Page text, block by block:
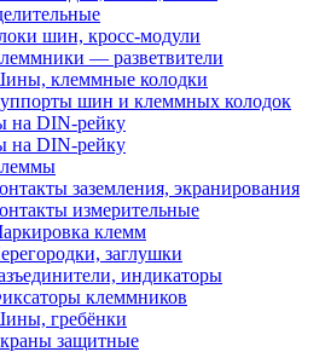
шин, кросс-модули
— разветвители
клеммные колодки
шин и клеммных колодок
на DIN-рейку
на DIN-рейку
заземления, экранирования
измерительные
клемм
заглушки
индикаторы
клеммников
гребёнки
защитные